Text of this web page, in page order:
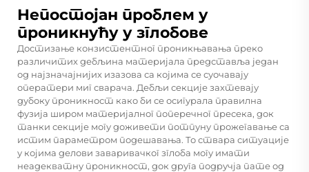
Непостојан проблем у
проникнућу у зглобове
Достизање конзистентног проникњавања преко
различитих дебљина материјала представља један
од најзначајнијих изазова са којима се суочавају
оператери миг сварача. Дебљи секције захтевају
дубоку проникност како би се осигурала правилна
фузија широм материјалног поперечног пресека, док
танки секције могу доживети потпуну прожегавање са
истим параметром подешавања. То ствара ситуације
у којима делови заваривачког зглоба могу имати
неадекватну проникност, док друга подручја пате од